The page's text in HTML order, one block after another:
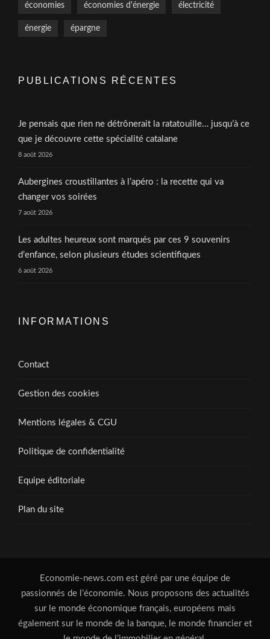
économies économies d'énergie électricité
énergie épargne
PUBLICATIONS RÉCENTES
Je pensais que rien ne détrônerait la ratatouille… jusqu’à ce
que je découvre cette spécialité catalane
8 août 2026
Aubergines croustillantes à l’apéro : la recette qui va
changer vos soirées
7 août 2026
Les adultes heureux sont marqués par ces 9 souvenirs
d’enfance, selon plusieurs études scientifiques
6 août 2026
INFORMATIONS
Contact
Gestion des cookies
Mentions légales & CGU
Politique de confidentialité
Equipe éditoriale
Plan du site
Economie-news.com est géré par une équipe de
passionnés de l’économie. Nous proposons des actualités
sur le monde économique français, européens mais
également sur le monde de la banque, le monde financier et